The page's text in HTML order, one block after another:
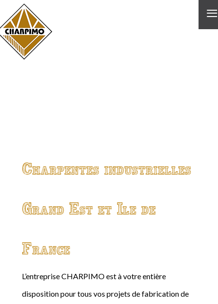
≡
Charpentes industrielles
Grand Est et Ile de
France
L’entreprise CHARPIMO est à votre entière
disposition pour tous vos projets de fabrication de